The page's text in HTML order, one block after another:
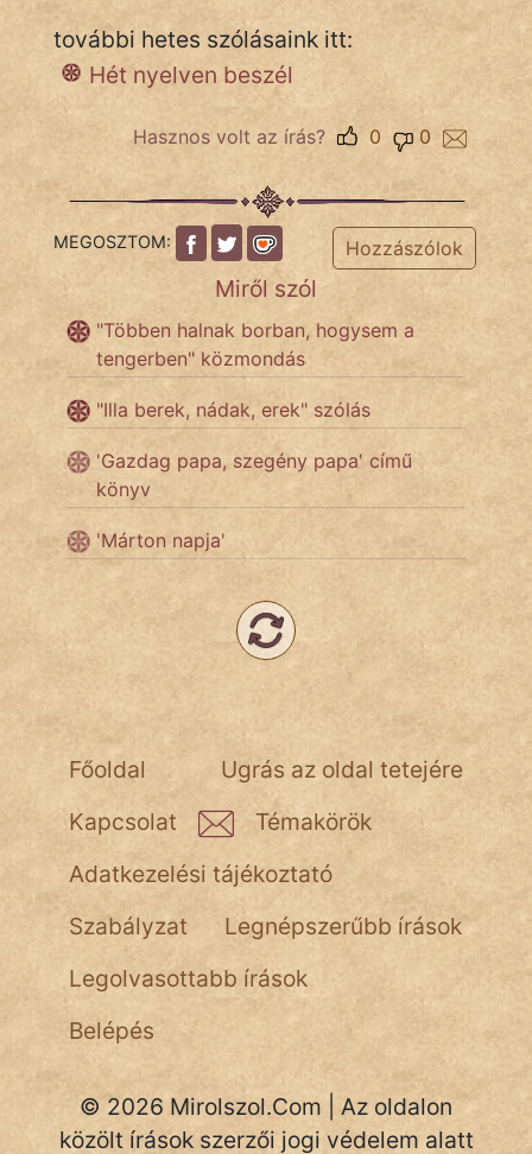
MAGYARSÁG
És
TÖRTÉNELEM
Hunor
Jób Gedeon
mikkamakka
vörös ördög
NapHold
pszichopati
Hoffer Botond
további hetes szólásaink itt:
Hét nyelven beszél
Hasznos volt az írás? 0
0
MEGOSZTOM: Hozzászólok
Miről szól
"Többen halnak borban, hogysem a
tengerben" közmondás
"Illa berek, nádak, erek" szólás
'Gazdag papa, szegény papa' című
könyv
'Márton napja'
Ugrás az oldal tetejére
Főoldal
Kapcsolat
Témakörök
Adatkezelési tájékoztató
Szabályzat
Legnépszerűbb írások
Legolvasottabb írások
Belépés
© 2026 Mirolszol.Com | Az oldalon
közölt írások szerzői jogi védelem alatt